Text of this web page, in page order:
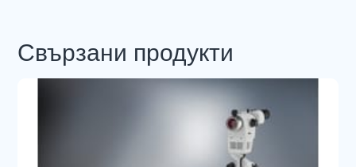
Свързани продукти